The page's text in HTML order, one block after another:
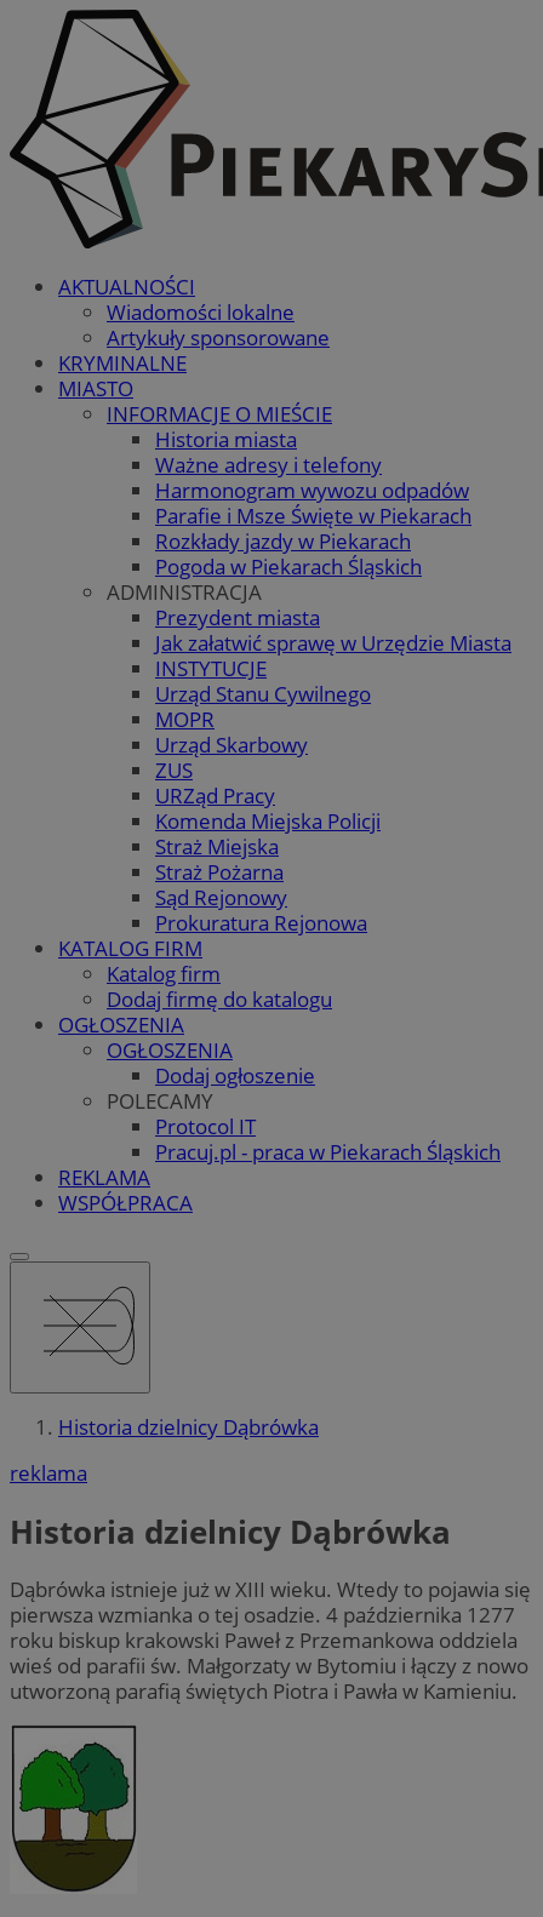
AKTUALNOŚCI
Wiadomości lokalne
Artykuły sponsorowane
KRYMINALNE
MIASTO
INFORMACJE O MIEŚCIE
Historia miasta
Ważne adresy i telefony
Harmonogram wywozu odpadów
Parafie i Msze Święte w Piekarach
Rozkłady jazdy w Piekarach
Pogoda w Piekarach Śląskich
ADMINISTRACJA
Prezydent miasta
Jak załatwić sprawę w Urzędzie Miasta
INSTYTUCJE
Urząd Stanu Cywilnego
MOPR
Urząd Skarbowy
ZUS
URZąd Pracy
Komenda Miejska Policji
Straż Miejska
Straż Pożarna
Sąd Rejonowy
Prokuratura Rejonowa
KATALOG FIRM
Katalog firm
Dodaj firmę do katalogu
OGŁOSZENIA
OGŁOSZENIA
Dodaj ogłoszenie
POLECAMY
Protocol IT
Pracuj.pl - praca w Piekarach Śląskich
REKLAMA
WSPÓŁPRACA
Historia dzielnicy Dąbrówka
reklama
Historia dzielnicy Dąbrówka
Dąbrówka istnieje już w XIII wieku. Wtedy to pojawia się
pierwsza wzmianka o tej osadzie. 4 października 1277
roku biskup krakowski Paweł z Przemankowa oddziela
wieś od parafii św. Małgorzaty w Bytomiu i łączy z nowo
utworzoną parafią świętych Piotra i Pawła w Kamieniu.